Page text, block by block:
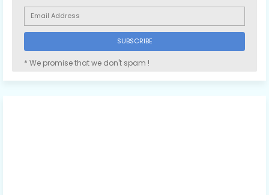
* We promise that we don't spam !